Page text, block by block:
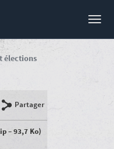
élections
Partager
– 93,7 Ko)